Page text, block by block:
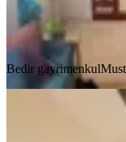
Bedir gayrimenkul
Ara
Bedir gayrimenkul